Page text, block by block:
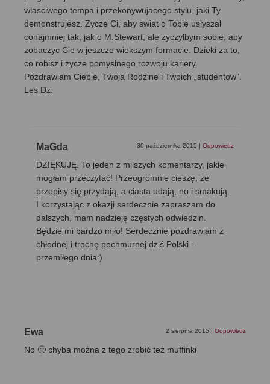
wlasciwego tempa i przekonywujacego stylu, jaki Ty
demonstrujesz. Zycze Ci, aby swiat o Tobie uslyszal
conajmniej tak, jak o M.Stewart, ale zyczylbym sobie, aby
zobaczyc Cie w jeszcze wiekszym formacie. Dzieki za to,
co robisz i zycze pomyslnego rozwoju kariery.
Pozdrawiam Ciebie, Twoja Rodzine i Twoich „studentow”.
Les Dz.
MaGda 30 października 2015 | Odpowiedz
DZIĘKUJĘ. To jeden z milszych komentarzy, jakie
mogłam przeczytać! Przeogromnie cieszę, że
przepisy się przydają, a ciasta udają, no i smakują.
I korzystając z okazji serdecznie zapraszam do
dalszych, mam nadzieję częstych odwiedzin.
Będzie mi bardzo miło! Serdecznie pozdrawiam z
chłodnej i trochę pochmurnej dziś Polski -
przemiłego dnia:)
Ewa 2 sierpnia 2015 | Odpowiedz
No 🙂 chyba można z tego zrobić też muffinki